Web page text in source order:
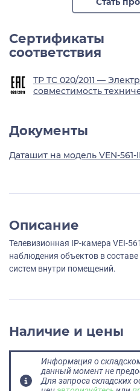
Сертификаты
соответствия
ТР ТС 020/2011 —
совместимость
Документы
Даташит на модель VEN-561-
Описание
Телевизионная IP-камера VEI-
наблюдения объектов в
систем внутри помещений.
Наличие и цены
Информация о
данный момент не
Для запроса складских